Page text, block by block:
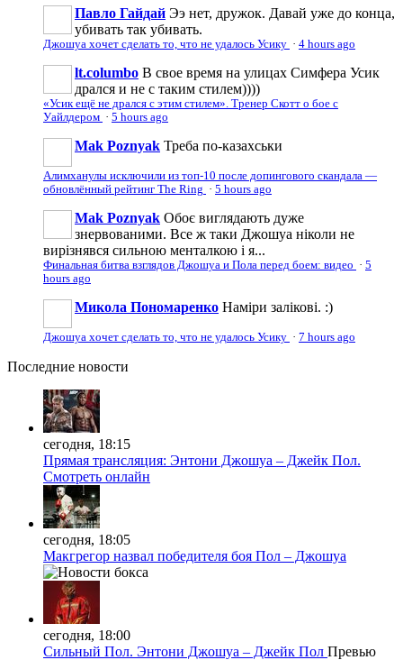
Павло Гайдай Ээ нет, дружок. Давай уже до конца,
убивать так убивать.
Джошуа хочет сделать то, что не удалось Усику · 4 hours ago
lt.columbo В свое время на улицах Симфера Усик
дрался и не с таким стилем))))
«Усик ещё не дрался с этим стилем». Тренер Скотт о бое с
Уайлдером · 5 hours ago
Mak Poznyak Треба по-казахськи
Алимханулы исключили из топ-10 после допингового скандала —
обновлённый рейтинг The Ring · 5 hours ago
Mak Poznyak Обоє виглядають дуже
знервованими. Все ж таки Джошуа ніколи не
вирізнявся сильною менталкою і я...
Финальная битва взглядов Джошуа и Пола перед боем: видео · 5
hours ago
Микола Пономаренко Наміри залікові. :)
Джошуа хочет сделать то, что не удалось Усику · 7 hours ago
Последние новости
сегодня, 18:15
Прямая трансляция: Энтони Джошуа – Джейк Пол.
Смотреть онлайн
сегодня, 18:05
Макгрегор назвал победителя боя Пол – Джошуа
сегодня, 18:00
Сильный Пол. Энтони Джошуа – Джейк Пол Превью